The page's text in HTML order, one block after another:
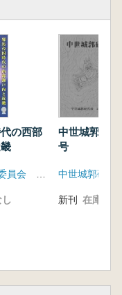
の西部
中世城郭研
号
中世城郭研究
新刊 在庫なし